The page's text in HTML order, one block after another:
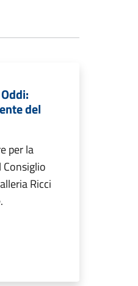
del
per la
Ricci